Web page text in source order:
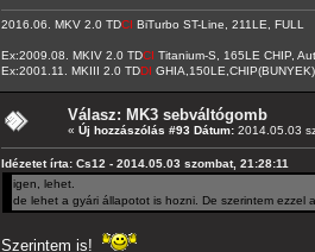
2016.06. MKV 2.0 TDCI BiTurbo ST-Line, 211LE, FULL
Ex:2009.08. MKIV 2.0 TDCI Titanium-S, 165LE CHIP,
Ex:2001.11. MKIII 2.0 TDDI
Válasz: MK3 sebváltógomb
« Új hozzászólás #93 Dátum: 2014.05.03
Idézetet írta: Cs12 - 2014.05.03 szombat, 21:28:11
igen, lehet.
de lehet a gyári állapotot is hozni. De szerintem ezzel
Szerintem is!